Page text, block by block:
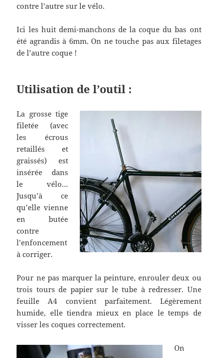
contre l’autre sur le vélo.
Ici les huit demi-manchons de la coque du bas ont
été agrandis à 6mm. On ne touche pas aux filetages
de l’autre coque !
Utilisation de l’outil :
La grosse tige
filetée (avec
les écrous
retaillés et
graissés) est
insérée dans
le vélo…
Jusqu’à ce
qu’elle vienne
en butée
contre
l’enfoncement
à corriger.
Pour ne pas marquer la peinture, enrouler deux ou
trois tours de papier sur le tube à redresser. Une
feuille A4 convient parfaitement. Légèrement
humide, elle tiendra mieux en place le temps de
visser les coques correctement.
On